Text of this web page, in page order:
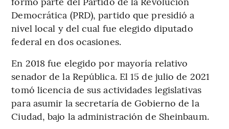
Democrática (PRD), partido que presidió a
nivel local y del cual fue elegido diputado
federal en dos ocasiones.
En 2018 fue elegido por mayoría relativo
senador de la República. El 15 de julio de 2021
tomó licencia de sus actividades legislativas
para asumir la secretaría de Gobierno de la
Ciudad, bajo la administración de Sheinbaum.